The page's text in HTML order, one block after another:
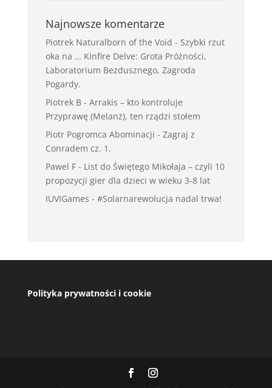
Najnowsze komentarze
Piotrek Naturalborn of the Void - Szybki rzut
oka na … Kinfire Delve: Grota Próżności,
Laboratorium Bezdusznego, Zagroda
Pogardy.
Piotrek B- Arrakis – kto kontroluje
Przyprawę (Melanż), ten rządzi stołem
Piotr Pogromca Abominacji - Zagraj z
Conradem cz. 1.
Pawel F- List do Świętego Mikołaja – czyli 10
propozycji gier dla dzieci w wieku 3-8 lat
IUVIGames - #Solarnarewolucja nadal trwa!
Polityka prywatności i cookie